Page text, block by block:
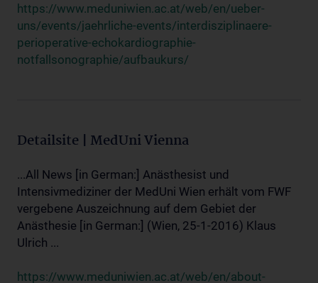
https://www.meduniwien.ac.at/web/en/ueber-
uns/events/jaehrliche-events/interdisziplinaere-
perioperative-echokardiographie-
notfallsonographie/aufbaukurs/
Detailsite | MedUni Vienna
...All News [in German:] Anästhesist und
Intensivmediziner der MedUni Wien erhält vom FWF
vergebene Auszeichnung auf dem Gebiet der
Anästhesie [in German:] (Wien, 25-1-2016) Klaus
Ulrich ...
https://www.meduniwien.ac.at/web/en/about-